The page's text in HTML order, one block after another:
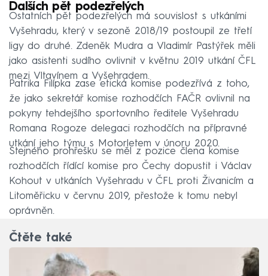
Dalších pět podezřelých
Ostatních pět podezřelých má souvislost s utkáními
Vyšehradu, který v sezoně 2018/19 postoupil ze třetí
ligy do druhé. Zdeněk Mudra a Vladimír Pastýřek měli
jako asistenti sudího ovlivnit v květnu 2019 utkání ČFL
mezi Vltavínem a Vyšehradem.
Patrika Filípka zase etická komise podezřívá z toho,
že jako sekretář komise rozhodčích FAČR ovlivnil na
pokyny tehdejšího sportovního ředitele Vyšehradu
Romana Rogoze delegaci rozhodčích na přípravné
utkání jeho týmu s Motorletem v únoru 2020.
Stejného prohřešku se měl z pozice člena komise
rozhodčích řídící komise pro Čechy dopustit i Václav
Kohout v utkáních Vyšehradu v ČFL proti Živanicím a
Litoměřicku v červnu 2019, přestože k tomu nebyl
oprávněn.
Čtěte také